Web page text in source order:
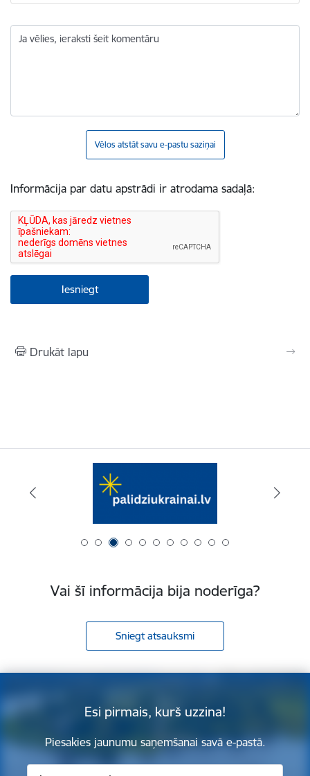
Ja vēlies, ieraksti šeit komentāru
Vēlos atstāt savu e-pastu saziņai
Informācija par datu apstrādi ir atrodama sadaļā:
Drukāt lapu
Vai šī informācija bija noderīga?
Sniegt atsauksmi
Esi pirmais, kurš uzzina!
Piesakies jaunumu saņemšanai savā e-pastā.